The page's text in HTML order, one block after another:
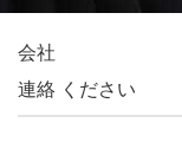
会社
連絡 ください